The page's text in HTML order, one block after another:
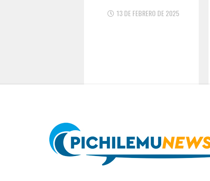
13 DE FEBRERO DE 2025